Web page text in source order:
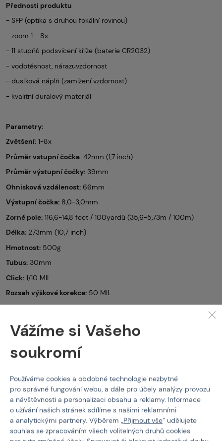
Přednosti produktu
- SFP (optika s druhou fokální rovinou)
- zoom 1 - 8x
- 11 stupňů podsvícení kříže (baterie CR2032)
- vodotěsnost, nárazuvzdornost
- dusíková náplň (zamlžení vzdornost)
- kvalitní duralový materiál
Parametry:
Zvětšení: 1-8x
Průměr vstupní čočka: 42mm (1,7 inch)
Průměr výstupní čočky: 39mm
Ohnisková vzdálenost: 66mm
Výstupní čočka: 8,0-3,0mm
Zorné pole: 116,6-14,8 feet / 100yardů (35,6-5,73m / 100m)
Délka: 273mm (10,7 inch)
Hmotnost: 500g
Tubus: 30mm
Click: 1/10 MIL
Rozsah výškové korekce: 50 MIL
Rozsah stranové korekce:50 MIL
Nastavení paralaxy:
100 yardů
Osvětlení:11 stupňů červené
Baterie: CR2032
do hloubky 1m ) a ochrana proti zamlžování (plněno dusíkem)
Materiál tubusu:6061 T6 letecký dural
Dioptrická korekce:+2 / -3
Naháňky (LPVO) Vector Optics
Vážíme si Vašeho
soukromí
Používáme cookies a obdobné technologie nezbytné
pro správné fungování webu, a dále pro účely analýzy provozu
a návštěvnosti a personalizaci obsahu a reklamy. Informace
o užívání našich stránek sdílíme s našimi reklamními
a analytickými partnery. Výběrem „Přijmout vše“ udělujete
souhlas se zpracováním všech volitelných druhů cookies